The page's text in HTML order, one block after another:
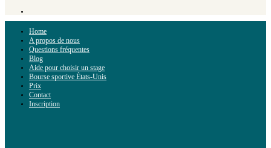
Home
A propos de nous
Questions fréquentes
Blog
Aide pour choisir un stage
Bourse sportive États-Unis
Prix
Contact
Inscription